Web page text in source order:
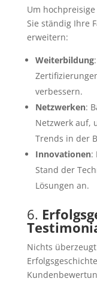
Um
Sie ständig Ihre
erweitern:
Weiterbildung
verbessern.
Netzwerken:
Netzwerk auf,
Trends in der
Innovationen:
Stand der
Lösungen an.
6.
Nichts